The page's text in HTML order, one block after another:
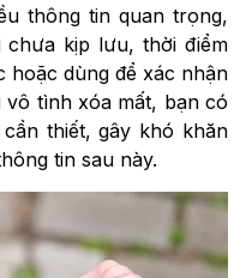
thông tin quan trọng,
kịp lưu, thời điểm
hoặc dùng để xác nhận
tình xóa mất, bạn có
thiết, gây khó khăn
tin sau này.